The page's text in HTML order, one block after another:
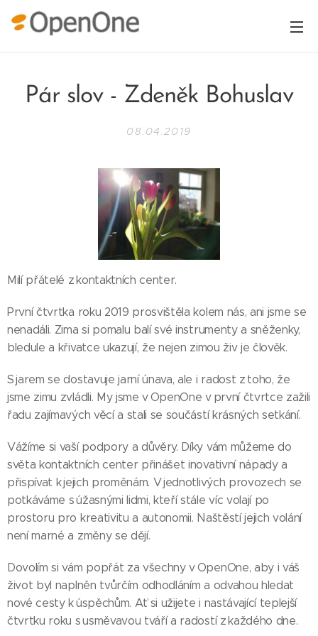
Pár slov - Zdeněk Bohuslav
08.04.2019
Milí přátelé z kontaktních center.
První čtvrtka roku 2019 prosvištěla kolem nás, ani jsme se
nenadáli. Zima si pomalu balí své instrumenty a sněženky,
bledule a křivatce ukazují, že nejen zimou živ je člověk.
S jarem se dostavuje jarní únava, ale i radost z toho, že
jsme zimu zvládli. My jsme v OpenOne v první čtvrtce zažili
řadu zajímavých věcí a stali se součástí krásných setkání.
Vážíme si vaší podpory a důvěry. Díky vám můžeme do
světa kontaktních center přinášet inovativní nápady a
přispívat k jejich proměnám. V jednotlivých provozech se
potkáváme s úžasnými lidmi, kteří stále víc volají po
prostoru pro kreativitu a autonomii. Naštěstí jejich volání
není marné a změny se dějí.
Dovolím si vám popřát za všechny v OpenOne, aby i váš
život byl naplněn tvůrčím odhodláním a odvahou hledat
nové cesty k úspěchům. Ať si užijete i nastávající teplejší
čtvrtku roku s usměvavou tváří a radostí z každého dne.